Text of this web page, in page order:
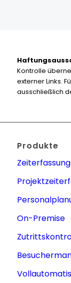
Kontrolle
externer Links.
ausschließlich
Produkte
Zeiterfassung
On-Premise